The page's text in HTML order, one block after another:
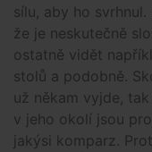
sílu, aby ho
že je neskutečně
ostatně vidět
stolů a podobně.
už někam vyjde,
v jeho okolí jsou
jakýsi komparz.